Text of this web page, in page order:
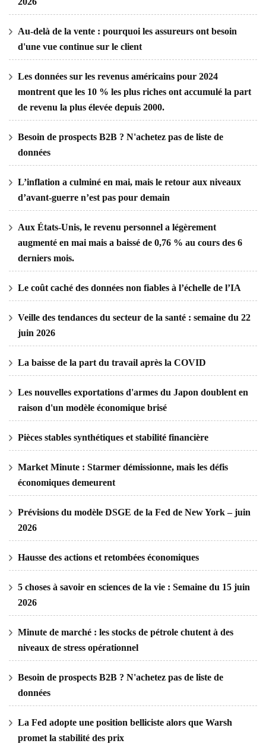
Au-delà de la vente : pourquoi les assureurs ont besoin
d'une vue continue sur le client
Les données sur les revenus américains pour 2024
montrent que les 10 % les plus riches ont accumulé la part
de revenu la plus élevée depuis 2000.
Besoin de prospects B2B ? N'achetez pas de liste de
données
L’inflation a culminé en mai, mais le retour aux niveaux
d’avant-guerre n’est pas pour demain
Aux États-Unis, le revenu personnel a légèrement
augmenté en mai mais a baissé de 0,76 % au cours des 6
derniers mois.
Le coût caché des données non fiables à l’échelle de l’IA
Veille des tendances du secteur de la santé : semaine du 22
juin 2026
La baisse de la part du travail après la COVID
Les nouvelles exportations d'armes du Japon doublent en
raison d'un modèle économique brisé
Pièces stables synthétiques et stabilité financière
Market Minute : Starmer démissionne, mais les défis
économiques demeurent
Prévisions du modèle DSGE de la Fed de New York – juin
2026
Hausse des actions et retombées économiques
5 choses à savoir en sciences de la vie : Semaine du 15 juin
2026
Minute de marché : les stocks de pétrole chutent à des
niveaux de stress opérationnel
Besoin de prospects B2B ? N'achetez pas de liste de
données
La Fed adopte une position belliciste alors que Warsh
promet la stabilité des prix